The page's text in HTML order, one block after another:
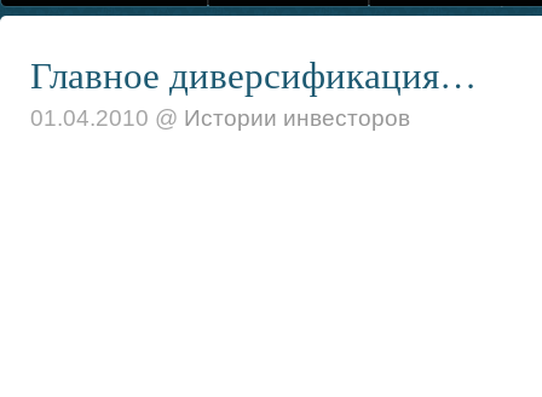
Главное диверсификация…
01.04.2010 @ Истории инвесторов